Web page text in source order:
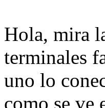
Hola, mira
terminales
uno lo
como se ve